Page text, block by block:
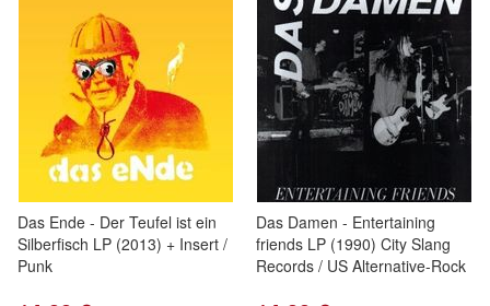
Das Ende - Der Teufel ist ein
Silberfisch LP (2013) + Insert /
Punk
Das Damen - Entertaining
friends LP (1990) City Slang
Records / US Alternative-Rock